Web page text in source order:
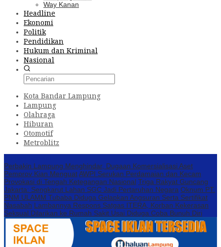
Way Kanan
Headline
Ekonomi
Politik
Pendidikan
Hukum dan Kriminal
Nasional
Kota Bandar Lampung
Lampung
Olahraga
Hiburan
Otomotif
Metroblitz
Perbakin Lampung Menghindar, Dugaan Komersialisasi Aset
Pemprov Kian MenguatAWPI Serukan Perdamaian dan Kecam
Provokasi di Tengah Ketegangan Nasional Triga Rakyat Guncang
Jakarta: Sengkarut Lahan SGC Jadi Pertaruhan Negara Oknum PT.
PNM ULAMM Tubaba Diduga Gelapkan Angsuran Serta Sertifikat
Nasabah Lambannya Respons Satgas ITERA, Korban Kekerasan
Seksual Dilarikan ke Rumah Sakit Usai Diduga Coba Bunuh Diri